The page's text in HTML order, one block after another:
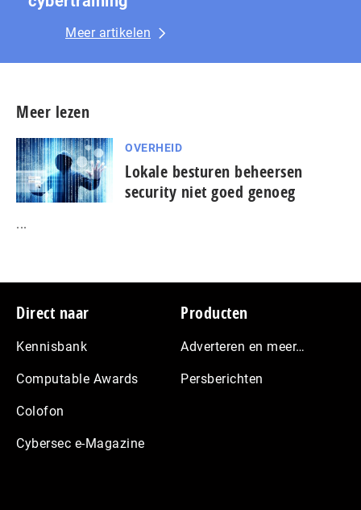
Meer artikelen
Meer lezen
OVERHEID
Lokale besturen beheersen
security niet goed genoeg
...
Footer
Direct naar
Kennisbank
Computable Awards
Colofon
Cybersec e-Magazine
Producten
Adverteren en meer…
Persberichten